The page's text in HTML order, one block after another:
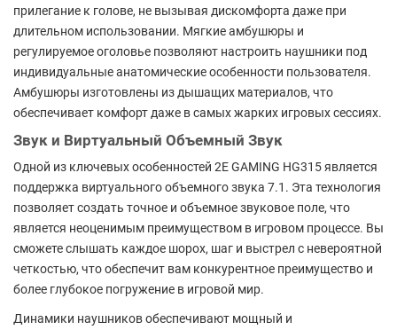
прилегание к голове, не вызывая дискомфорта даже при
длительном использовании. Мягкие амбушюры и
регулируемое оголовье позволяют настроить наушники под
индивидуальные анатомические особенности пользователя.
Амбушюры изготовлены из дышащих материалов, что
обеспечивает комфорт даже в самых жарких игровых сессиях.
Звук и Виртуальный Объемный Звук
Одной из ключевых особенностей 2E GAMING HG315 является
поддержка виртуального объемного звука 7.1. Эта технология
позволяет создать точное и объемное звуковое поле, что
является неоценимым преимуществом в игровом процессе. Вы
сможете слышать каждое шорох, шаг и выстрел с невероятной
четкостью, что обеспечит вам конкурентное преимущество и
более глубокое погружение в игровой мир.
Динамики наушников обеспечивают мощный и